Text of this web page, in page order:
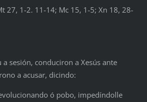
27, 1-2. 11-14; Mc 15, 1-5; Xn 18, 28-
a sesión, conduciron a Xesús ante
a acusar, dicindo:
ó pobo, impedíndolle